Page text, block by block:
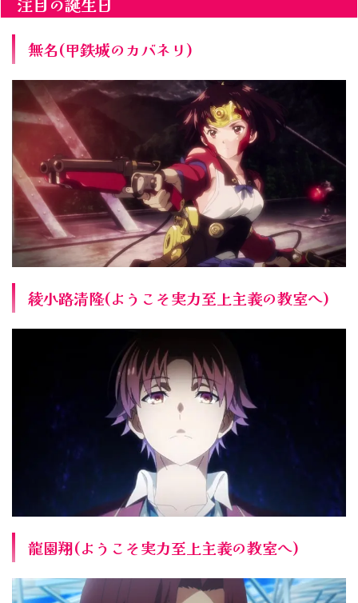
無名(甲鉄城のカバネリ)
綾小路清隆(ようこそ実力至上主義の教室へ)
龍園翔(ようこそ実力至上主義の教室へ)